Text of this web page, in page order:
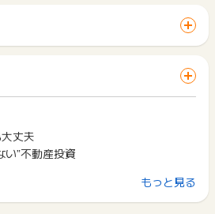
す方が対象となります。
電話での本人確認取れた方。
過ぎますと、特典を受け取ることが
下の方
し込みやお買い物が完了するまでの
で他のサイトに移動した場合はポイン
」ボタンを押した時とサービス・
ス・ブラウザが異なる場合はポイン
ービスをご利用される場合は、毎回
資料請求でポイントGET 」ボタン
い。
合、広告主側で対象外とみなし、「獲
ては、1商品につき10円単位の金額
未満のものは切り捨てとなり、ポイ
ん。
ント等を利用して支払われた金額分
タウンのポイント獲得の対象には含
ービスの都合もしくは会員様の都合で
ャンセルされた場合、ポイントが無効
。
丈夫
い”不動産投資
し投資
もっと見る